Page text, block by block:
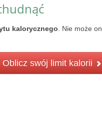
kalorycznego . Nie może
Oblicz swój limit kalorii